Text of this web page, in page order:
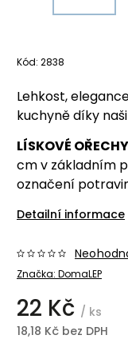
Kód: 2838
Lehkost,
kuchyně díky
LÍSKOVÉ OŘECHY
cm v základním
označení
Detailní informace
Značka: DomaLEP
22 Kč / ks
18,18 Kč bez DPH